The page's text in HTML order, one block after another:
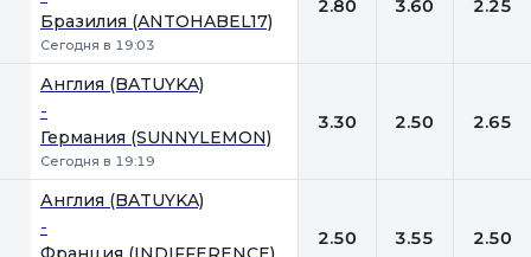
Бразилия (ANTOHABEL17)
Сегодня в 19:03
2.80 3.60 2.25
Англия (BATUYKA)
-
Германия (SUNNYLEMON)
Сегодня в 19:19
3.30 2.50 2.65
Англия (BATUYKA)
- 2.50 3.55 2.50